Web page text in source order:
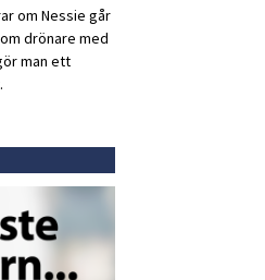
om Nessie går
drönare med
man ett